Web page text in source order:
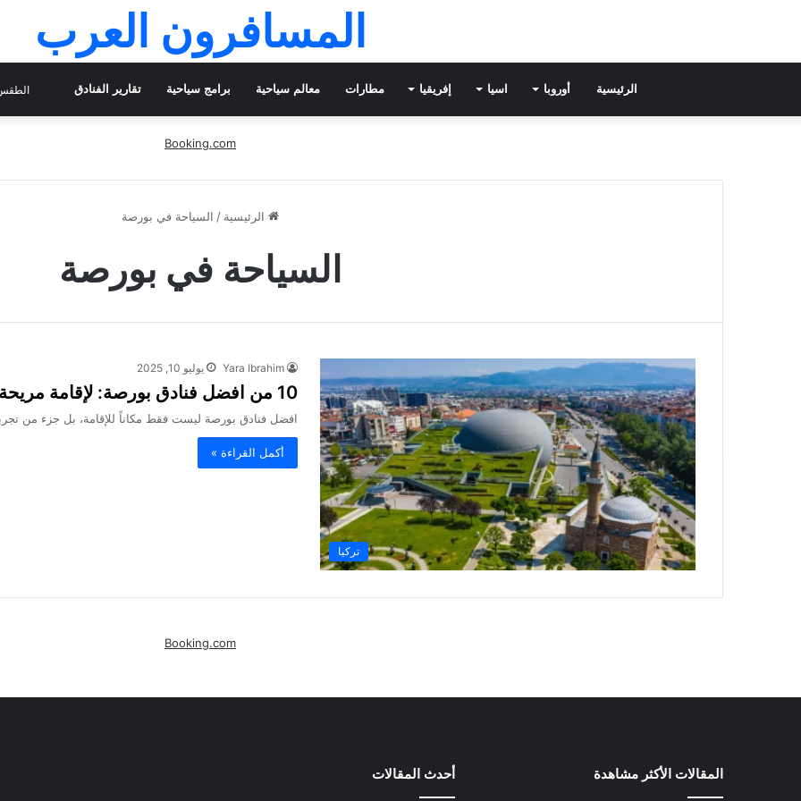
المسافرون العرب
الرئيسية أوروبا اسيا إفريقيا مطارات معالم سياحية برامج سياحية تقارير الفنادق
Booking.com
الرئيسية / السياحة في بورصة
السياحة في بورصة
تركيا
Yara Ibrahim يوليو 10, 2025
10 من افضل فنادق بورصة: لإقامة مريحة بالقرب من أهم المعالم
افضل فنادق بورصة ليست فقط مكاناً للإقامة، بل جزء من
أكمل القراءة »
Booking.com
المقالات الأكثر مشاهدة أحدث المقالات